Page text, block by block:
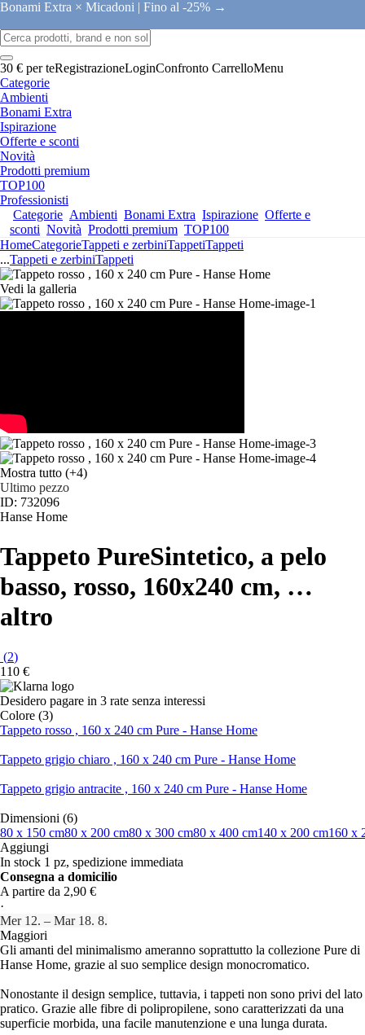
Bonami Extra × Micadoni | Fino al -25% →
30 € per teRegistrazioneLoginConfronto CarrelloMenu
Categorie
Ambienti
Bonami Extra
Ispirazione
Offerte e sconti
Novità
Prodotti premium
TOP100
Professionisti
Categorie Ambienti Bonami Extra Ispirazione Offerte e
sconti Novità Prodotti premium TOP100
HomeCategorieTappeti e zerbiniTappetiTappeti
...Tappeti e zerbiniTappeti
Vedi la galleria
Mostra tutto (+4)
Ultimo pezzo
ID: 732096
Hanse Home
Tappeto PureSintetico, a pelo
basso, rosso, 160x240 cm, …
altro
(2)
110 €
Desidero pagare in 3 rate senza interessi
Colore (3)
Tappeto rosso , 160 x 240 cm Pure - Hanse Home
Tappeto grigio chiaro , 160 x 240 cm Pure - Hanse Home
Tappeto grigio antracite , 160 x 240 cm Pure - Hanse Home
Dimensioni (6)
80 x 150 cm80 x 200 cm80 x 300 cm80 x 400 cm140 x 200 cm160 x
Aggiungi
In stock 1 pz, spedizione immediata
Consegna a domicilio
A partire da 2,90 €
·
Mer 12. – Mar 18. 8.
Maggiori
Gli amanti del minimalismo ameranno soprattutto la collezione Pure di
Hanse Home, grazie al suo semplice design monocromatico.
Nonostante il design semplice, tuttavia, i tappeti non sono privi del lato
pratico. Grazie alle fibre di polipropilene, sono caratterizzati da una
superficie morbida, una facile manutenzione e una lunga durata.